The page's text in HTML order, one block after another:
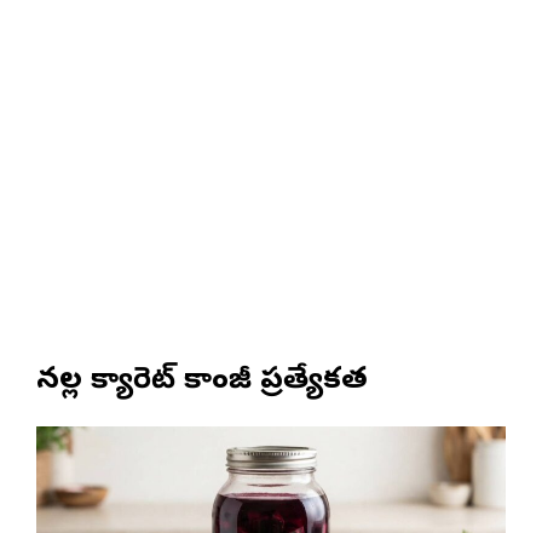
నల్ల క్యారెట్ కాంజీ ప్రత్యేకత